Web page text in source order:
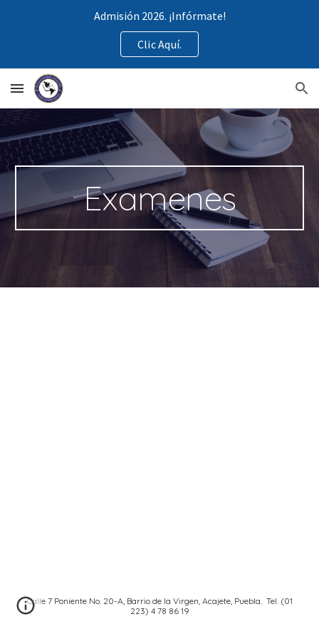
Admisión 2026. ¡Infórmate!
Clic Aquí.
Examenes
Calle 7 Poniente No. 20-A, Barrio de la Virgen, Acajete, Puebla. Tel. (01
223) 4 78 86 19